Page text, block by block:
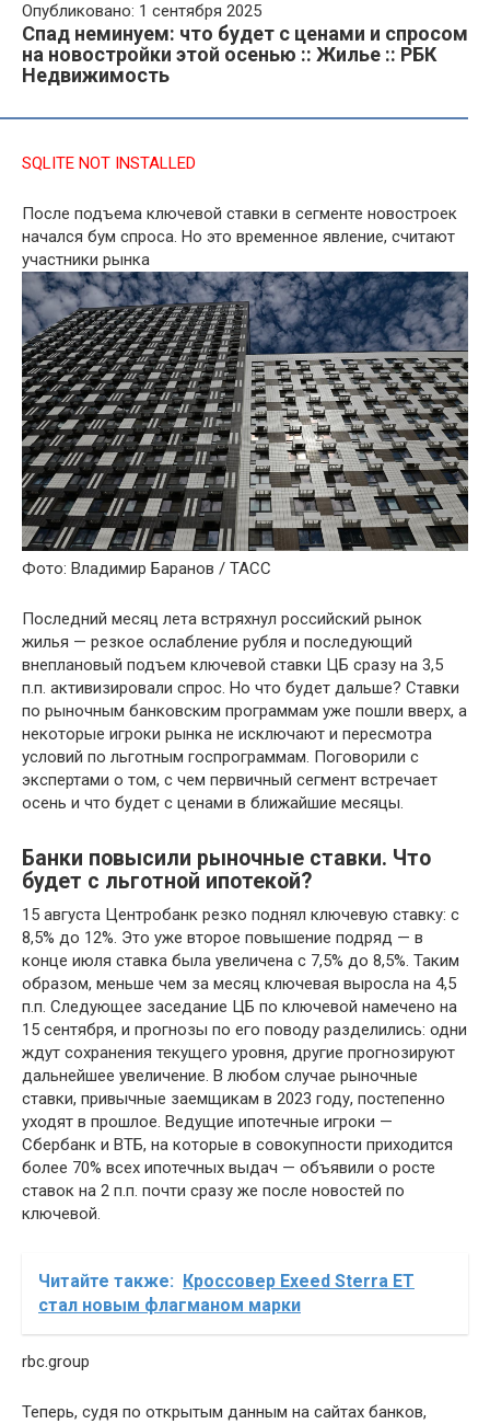
Опубликовано: 1 сентября 2025
Спад неминуем: что будет с ценами и спросом
на новостройки этой осенью :: Жилье :: РБК
Недвижимость
SQLITE NOT INSTALLED
После подъема ключевой ставки в сегменте новостроек
начался бум спроса. Но это временное явление, считают
участники рынка
Фото: Владимир Баранов / ТАСС
Последний месяц лета встряхнул российский рынок
жилья — резкое ослабление рубля и последующий
внеплановый подъем ключевой ставки ЦБ сразу на 3,5
п.п. активизировали спрос. Но что будет дальше? Ставки
по рыночным банковским программам уже пошли вверх, а
некоторые игроки рынка не исключают и пересмотра
условий по льготным госпрограммам. Поговорили с
экспертами о том, с чем первичный сегмент встречает
осень и что будет с ценами в ближайшие месяцы.
Банки повысили рыночные ставки. Что
будет с льготной ипотекой?
15 августа Центробанк резко поднял ключевую ставку: с
8,5% до 12%. Это уже второе повышение подряд — в
конце июля ставка была увеличена с 7,5% до 8,5%. Таким
образом, меньше чем за месяц ключевая выросла на 4,5
п.п. Следующее заседание ЦБ по ключевой намечено на
15 сентября, и прогнозы по его поводу разделились: одни
ждут сохранения текущего уровня, другие прогнозируют
дальнейшее увеличение. В любом случае рыночные
ставки, привычные заемщикам в 2023 году, постепенно
уходят в прошлое. Ведущие ипотечные игроки —
Сбербанк и ВТБ, на которые в совокупности приходится
более 70% всех ипотечных выдач — объявили о росте
ставок на 2 п.п. почти сразу же после новостей по
ключевой.
Читайте также: Кроссовер Exeed Sterra ET
стал новым флагманом марки
rbc.group
Теперь, судя по открытым данным на сайтах банков,